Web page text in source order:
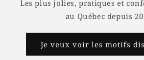
Les plus jolies, pratiques et
au Québec depuis
Je veux voir les motifs